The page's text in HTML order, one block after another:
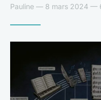
Pauline — 8 mars 2024 —